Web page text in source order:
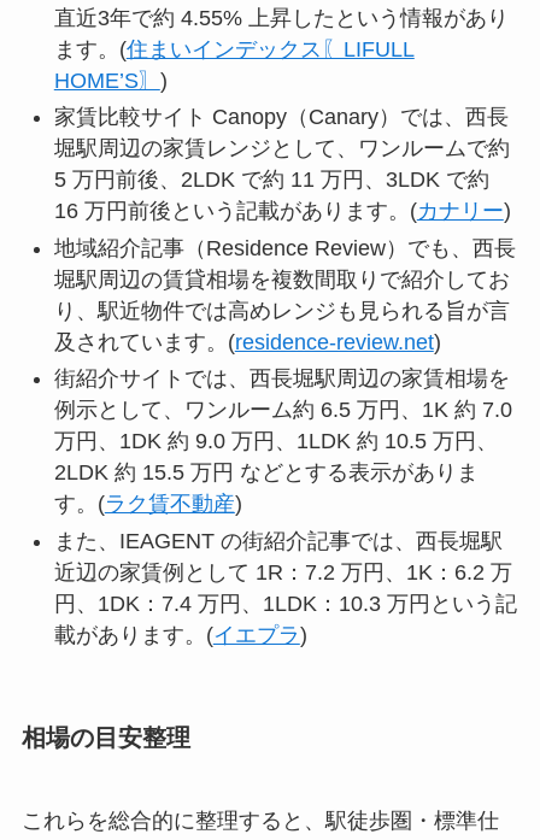
直近3年で約 4.55% 上昇したという情報があり
ます。(住まいインデックス〖LIFULL
HOME’S〗 )
家賃比較サイト Canopy（Canary）では、西長
堀駅周辺の家賃レンジとして、ワンルームで約
5 万円前後、2LDK で約 11 万円、3LDK で約
16 万円前後という記載があります。(カナリー)
地域紹介記事（Residence Review）でも、西長
堀駅周辺の賃貸相場を複数間取りで紹介してお
り、駅近物件では高めレンジも見られる旨が言
及されています。(residence-review.net)
街紹介サイトでは、西長堀駅周辺の家賃相場を
例示として、ワンルーム約 6.5 万円、1K 約 7.0
万円、1DK 約 9.0 万円、1LDK 約 10.5 万円、
2LDK 約 15.5 万円 などとする表示がありま
す。(ラク賃不動産)
また、IEAGENT の街紹介記事では、西長堀駅
近辺の家賃例として 1R：7.2 万円、1K：6.2 万
円、1DK：7.4 万円、1LDK：10.3 万円という記
載があります。(イエプラ)
相場の目安整理
これらを総合的に整理すると、駅徒歩圏・標準仕